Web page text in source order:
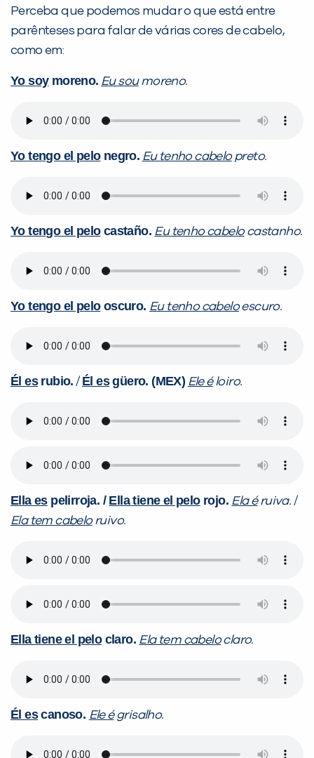
Perceba que podemos mudar o que está entre
parênteses para falar de várias cores de cabelo,
como em:
Yo soymoreno. Eu soumoreno.
Yo tengo el pelonegro. Eu tenho cabelopreto.
Yo tengo el pelocastaño. Eu tenho cabelocastanho.
Yo tengo el pelooscuro. Eu tenho cabeloescuro.
Él esrubio. / Él esgüero. (MEX) Ele éloiro.
Ella espelirroja. / Ella tiene el pelorojo. Ela éruiva. /
Ela tem cabeloruivo.
Ella tiene el peloclaro. Ela tem cabeloclaro.
Él escanoso. Ele égrisalho.